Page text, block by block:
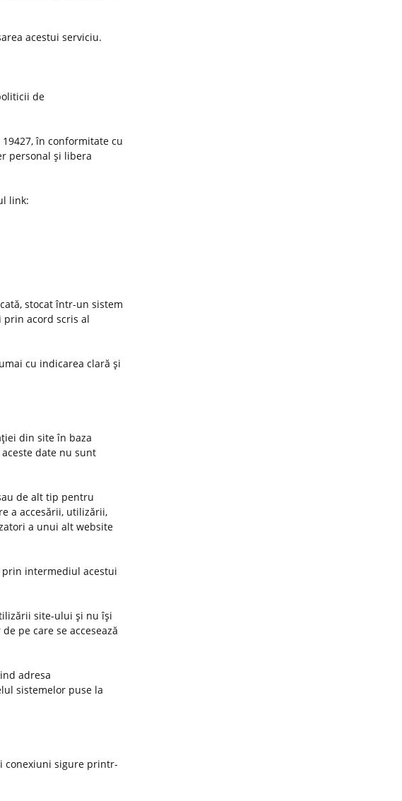
acestui serviciu.
de
în conformitate cu
personal şi libera
link:
stocat într-un sistem
acord scris al
cu indicarea clară şi
din site în baza
date nu sunt
de alt tip pentru
a accesării, utilizării,
a unui alt website
intermediul acestui
site-ului şi nu îşi
pe care se accesează
adresa
sistemelor puse la
conexiuni sigure printr-